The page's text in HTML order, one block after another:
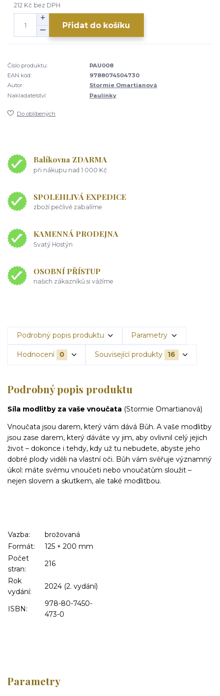
212 Kč bez DPH
Přidat do košíku
Číslo produktu:
PAU008
EAN kód:
9788074504730
Autor:
Stormie Omartianová
Nakladatelství:
Paulínky
Do oblíbených
Balíkovna ZDARMA
při nákupu nad 1 000 Kč
SPOLEHLIVÁ EXPEDICE
zboží pečlivě zabalíme
KAMENNÁ PRODEJNA
Svatý Hostýn
OSOBNÍ PŘÍSTUP
našich zákazníků si vážíme
Podrobný popis produktu Parametry
Hodnocení 0 Související produkty 16
Podrobný popis produktu
Síla modlitby za vaše vnoučata (Stormie Omartianová)
Vnoučata jsou darem, který vám dává Bůh. A vaše modlitby
jsou zase darem, který dáváte vy jim, aby ovlivnil celý jejich
život – dokonce i tehdy, kdy už tu nebudete, abyste jeho
dobré plody viděli na vlastní oči. Bůh vám svěřuje významný
úkol: máte svému vnoučeti nebo vnoučatům sloužit –
nejen slovem a skutkem, ale také modlitbou.
Vazba:
brožovaná
Formát:
125 × 200 mm
Počet
stran:
216
Rok
vydání:
2024 (2. vydání)
ISBN:
978-80-7450-
473-0
Parametry